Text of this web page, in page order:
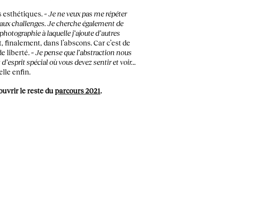
esthétiques.« Je ne veux pas me répéter
challenges. Je cherche également de
à laquelle j’ajoute d’autres
dans l’abscons. Car c’est de
liberté.« Je pense que l’abstraction nous
spécial où vous devez sentir et voir...
enfin.
le reste duparcours 2021.